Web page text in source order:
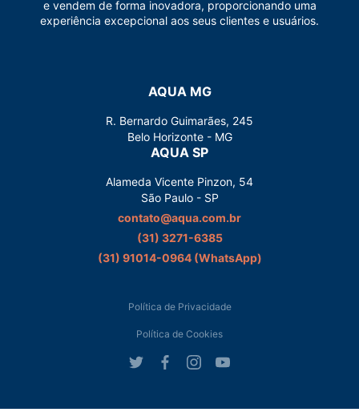
e vendem de forma inovadora, proporcionando uma
experiência excepcional aos seus clientes e usuários.
AQUA MG
R. Bernardo Guimarães, 245
Belo Horizonte - MG
AQUA SP
Alameda Vicente Pinzon, 54
São Paulo - SP
contato@aqua.com.br
(31) 3271-6385
(31) 91014-0964‬ (WhatsApp)
Política de Privacidade
Política de Cookies